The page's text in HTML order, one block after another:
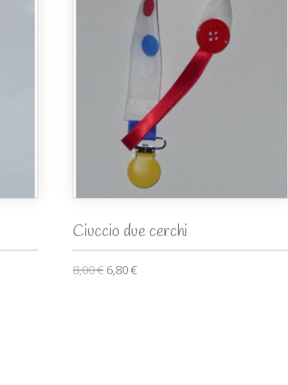
Ciuccio due cerchi
8,00 € 6,80 €